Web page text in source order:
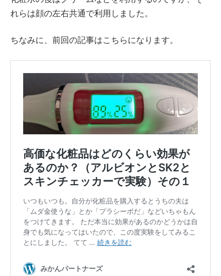
れらは顔の左右共通で利用しました。
ちなみに、前回の記事はこちらになります。